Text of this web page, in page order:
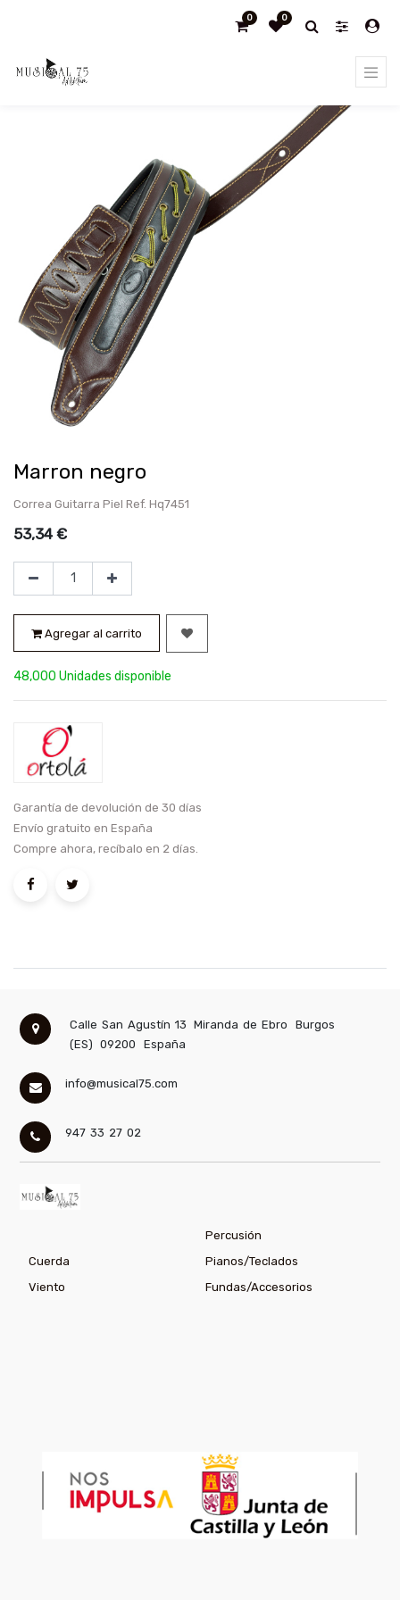
0 0
Marron negro
Correa Guitarra Piel Ref. Hq7451
53,34€
Agregar al carrito
48,000 Unidades disponible
Garantía de devolución de 30 días
Envío gratuito en España
Compre ahora, recíbalo en 2 días.
Calle San Agustín 13 Miranda de Ebro
Burgos
(ES)
09200 España
info@musical75.com
947 33 27 02
Percusión
Cuerda
Pianos/Teclados
Viento
Fundas/Accesorios